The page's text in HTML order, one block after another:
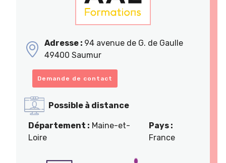
Adresse : 94 avenue de G. de Gaulle
49400 Saumur
Demande de contact
Possible à distance
Département : Maine-et-
Loire
Pays :
France